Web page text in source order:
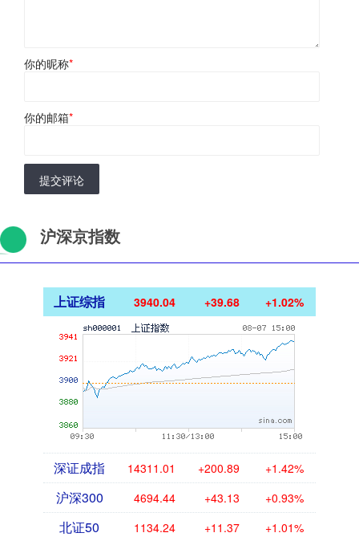
你的昵称*
你的邮箱*
提交评论
沪深京指数
上证综指 3940.04 +39.68 +1.02%
深证成指 14311.01 +200.89 +1.42%
沪深300 4694.44 +43.13 +0.93%
北证50 1134.24 +11.37 +1.01%